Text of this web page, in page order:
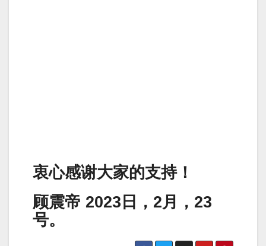
衷心感谢大家的支持！
顾震帝 2023日，2月，23
号。